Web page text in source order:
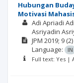
Hubungan
Motivasi
Adi Apriadi
Asriyadin
JPM 2019; 9 (2)
Language:
IN
Full text: Yes |